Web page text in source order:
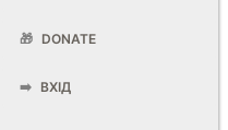
🎁 DONATE
➡️ ВХІД